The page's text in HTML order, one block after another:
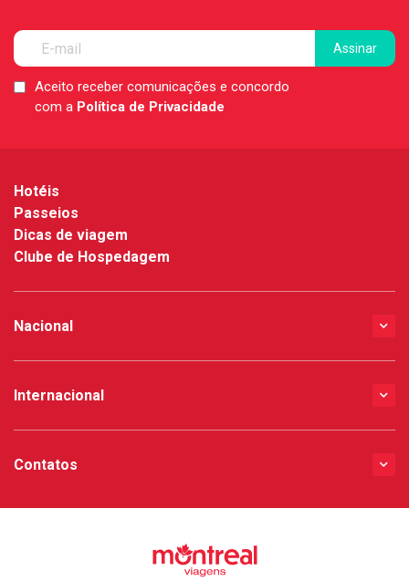
LGPDAceito receber comunicações e concordo
com a Política de Privacidade
Hotéis
Passeios
Dicas de viagem
Clube de Hospedagem
Nacional
Internacional
Contatos